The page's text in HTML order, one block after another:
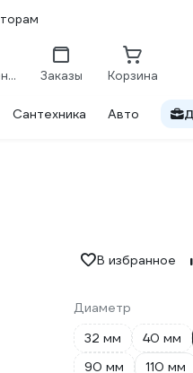
Сравнение Заказы Корзина
Сантехника Авто
В избранное
Диаметр
32 мм
40 мм
90 мм
110 мм